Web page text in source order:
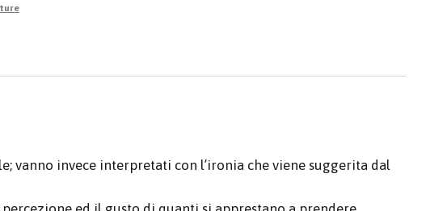
vanno invece interpretati con l’ironia che viene suggerita dal